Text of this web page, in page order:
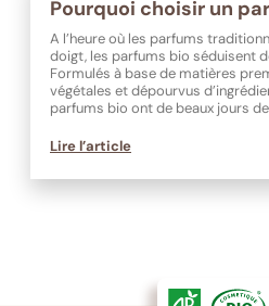
Pourquoi choisir un
A l’heure où les parfums
doigt, les parfums bio séduisent
Formulés à base de matières
végétales et dépourvus
parfums bio ont de beaux jours
Lire l’article